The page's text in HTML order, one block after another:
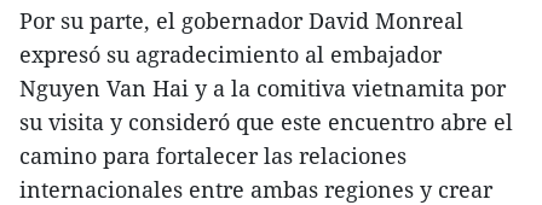
Por su parte, el gobernador David Monreal
expresó su agradecimiento al embajador
Nguyen Van Hai y a la comitiva vietnamita por
su visita y consideró que este encuentro abre el
camino para fortalecer las relaciones
internacionales entre ambas regiones y crear